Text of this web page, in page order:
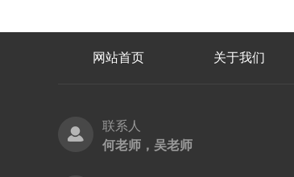
网站首页 关于我们
联系人
何老师，吴老师